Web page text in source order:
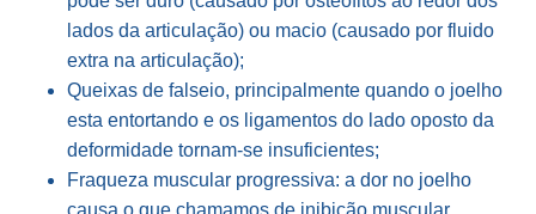
lados da articulação) ou macio (causado por fluido
extra na articulação);
Queixas de falseio, principalmente quando o joelho
esta entortando e os ligamentos do lado oposto da
deformidade tornam-se insuficientes;
Fraqueza muscular progressiva: a dor no joelho
causa o que chamamos de inibição muscular,